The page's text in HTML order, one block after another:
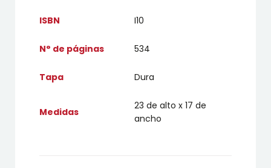
ISBN I10
N° de páginas 534
Tapa Dura
Medidas
23 de alto x 17 de
ancho